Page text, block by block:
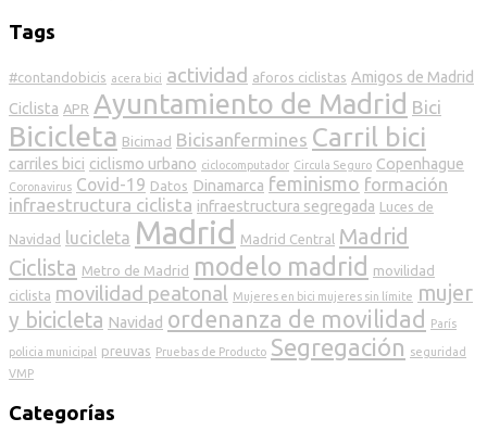
Tags
#contandobicis acera bici actividad aforos ciclistas Amigos de Madrid
Ciclista APR Ayuntamiento de Madrid Bici
Bicicleta Bicimad Bicisanfermines Carril bici
carriles bici ciclismo urbano ciclocomputador Circula Seguro Copenhague
Coronavirus Covid-19 Datos Dinamarca feminismo formación
infraestructura ciclista infraestructura segregada Luces de
Navidad lucicleta Madrid Madrid Central
Madrid
Ciclista Metro de Madrid modelo madrid
movilidad
ciclista movilidad peatonal Mujeres en bici mujeres sin límite mujer
y bicicleta Navidad ordenanza de movilidad París
policia municipal preuvas Pruebas de Producto Segregación seguridad
VMP
Categorías